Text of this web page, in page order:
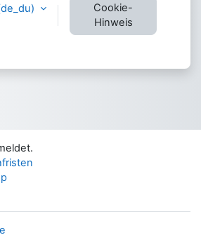
Cookie-
Hinweis